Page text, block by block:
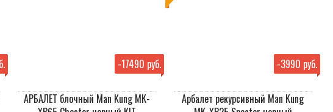
-17490 руб.
АРБАЛЕТ блочный Man Kung MK-
-3990 руб.
Арбалет рекурсивный Man Kung